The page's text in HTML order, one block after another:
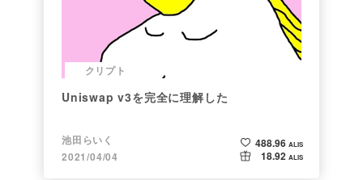
クリプト
Uniswap v3を完全に理解した
池田らいく
2021/04/04
488.96 ALIS
18.92 ALIS